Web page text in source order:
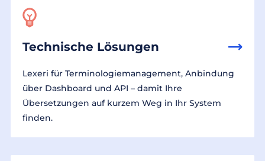
Technische Lösungen
Lexeri für Terminologiemanagement, Anbindung
über Dashboard und API – damit Ihre
Übersetzungen auf kurzem Weg in Ihr System
finden.